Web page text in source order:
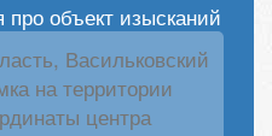
объект изысканий